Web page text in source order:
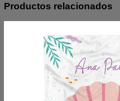
Productos relacionados